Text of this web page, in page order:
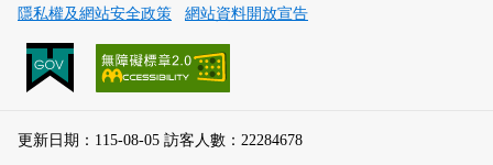
隱私權及網站安全政策
網站資料開放宣告
更新日期：115-08-05 訪客人數：22284678